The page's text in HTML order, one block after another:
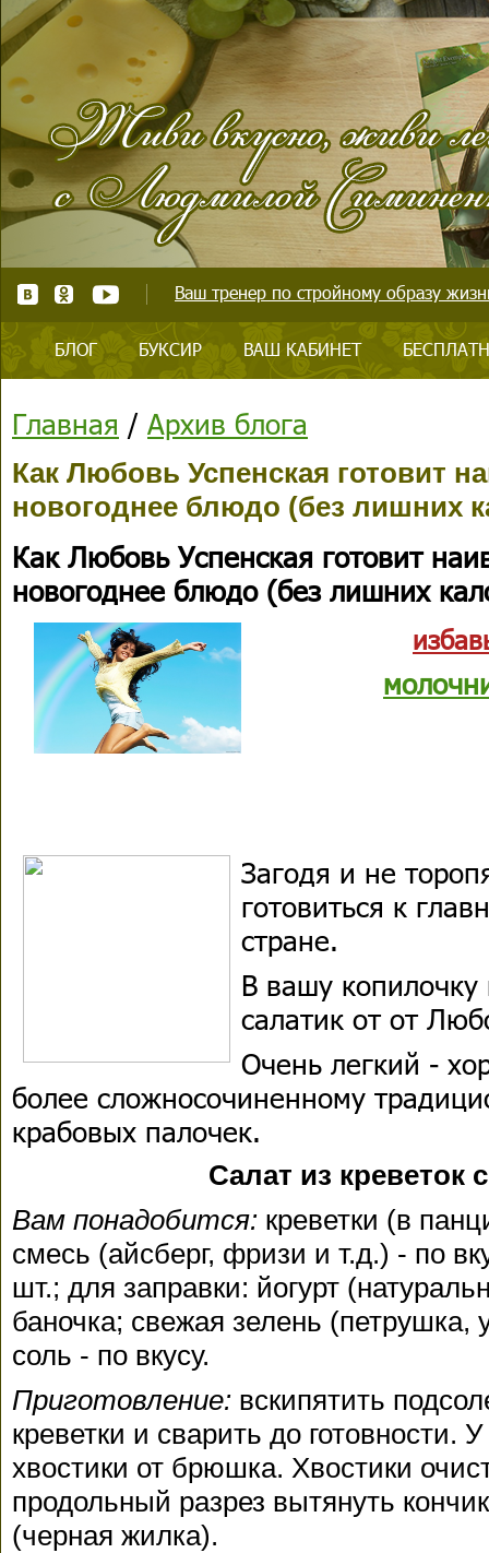
Ваш тренер по стройному образу
БЛОГ БУКСИР ВАШ КАБИНЕТ
Главная / Архив блога
Как Любовь Успенская готовит
новогоднее блюдо (без лишних
Как Любовь Успенская готовит
новогоднее блюдо (без лишних
Загодя и не
готовиться к
стране.
В вашу копилочку
салатик от от
Очень легкий -
более сложносочиненному
крабовых палочек.
Салат из креветок
Вам понадобится: креветки (в
смесь (айсберг, фризи и т.д.) - по
шт.; для заправки: йогурт
баночка; свежая зелень (петрушка,
соль - по вкусу.
Приготовление: вскипятить
креветки и сварить до готовности.
хвостики от брюшка. Хвостики
продольный разрез вытянуть
(черная жилка).